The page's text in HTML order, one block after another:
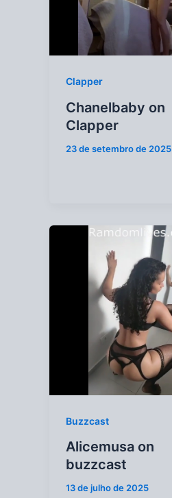
Clapper
Chanelbaby on
Clapper
23 de setembro de 2025
Buzzcast
Alicemusa on
buzzcast
13 de julho de 2025